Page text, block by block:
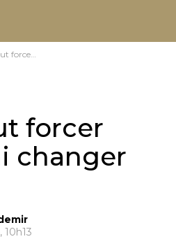
ni changer l’autre
forcer
changer